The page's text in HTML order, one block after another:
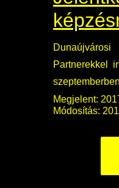
Partnerekkel
Megjelent:
Módosítás: